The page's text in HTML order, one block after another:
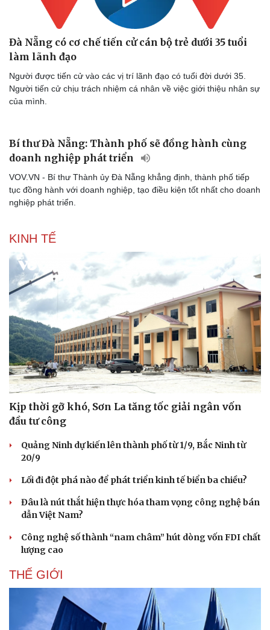
Doanh nghiệp
Thông tin doanh nghiệp
Doanh nghiệp 24h
Doanh nhân
Vì cộng đồng
Công nghệ
Sành điệu
Tin Công nghệ
Trải nghiệm
Đà Nẵng có cơ chế tiến cử cán bộ trẻ dưới 35 tuổi
làm lãnh đạo
Người được tiến cử vào các vị trí lãnh đạo có tuổi đời dưới 35.
Người tiến cử chịu trách nhiệm cá nhân về việc giới thiệu nhân sự
của mình.
Bí thư Đà Nẵng: Thành phố sẽ đồng hành cùng
doanh nghiệp phát triển
VOV.VN - Bí thư Thành ủy Đà Nẵng khẳng định, thành phố tiếp
tục đồng hành với doanh nghiệp, tạo điều kiện tốt nhất cho doanh
nghiệp phát triển.
KINH TẾ
Kịp thời gỡ khó, Sơn La tăng tốc giải ngân vốn
đầu tư công
Quảng Ninh dự kiến lên thành phố từ 1/9, Bắc Ninh từ
20/9
Lối đi đột phá nào để phát triển kinh tế biển ba chiều?
Đâu là nút thắt hiện thực hóa tham vọng công nghệ bán
dẫn Việt Nam?
Công nghệ số thành “nam châm” hút dòng vốn FDI chất
lượng cao
THẾ GIỚI